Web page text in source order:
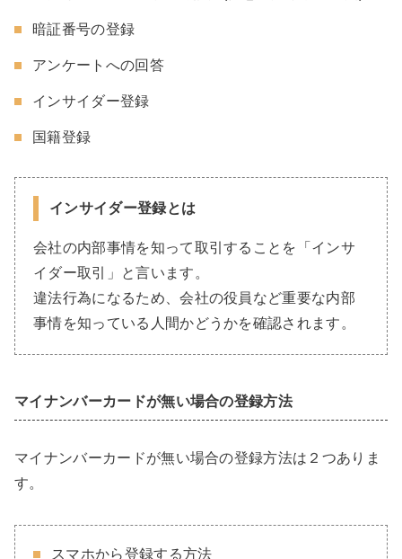
暗証番号の登録
アンケートへの回答
インサイダー登録
国籍登録
インサイダー登録とは
会社の内部事情を知って取引することを「インサ
イダー取引」と言います。
違法行為になるため、会社の役員など重要な内部
事情を知っている人間かどうかを確認されます。
マイナンバーカードが無い場合の登録方法
マイナンバーカードが無い場合の登録方法は２つありま
す。
スマホから登録する方法